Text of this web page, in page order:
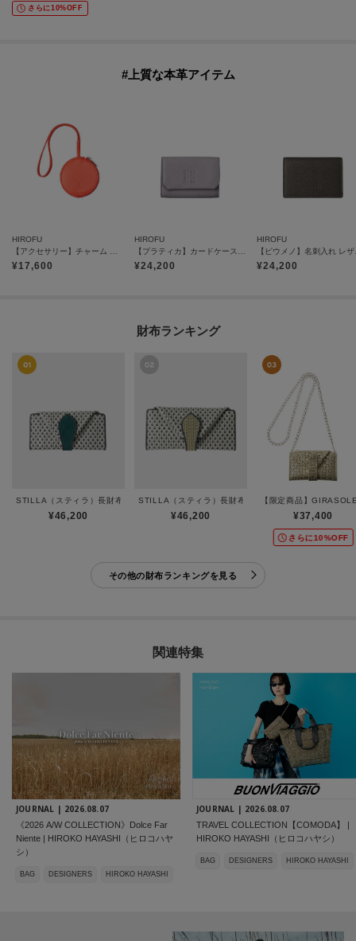
さらに10%OFF
#上質な本革アイテム
HIROFU
【アクセサリー】チャーム ポーチ レザー 本革（商品番号：P25－65612）
¥17,600
HIROFU
【プラティカ】カードケース レザー 本革（商品番号：P25-50104）
¥24,200
HIROFU
【ピウ
¥24,200
財布ランキング
STILLA（スティラ）長財布ミニ
¥46,200
STILLA（スティラ）長財布
¥46,200
【限定商品】
¥37,400
さらに10%OFF
その他の財布ランキングを見る
関連特集
JOURNAL | 2026.08.07
《2026 A/W COLLECTION》Dolce Far
Niente | HIROKO HAYASHI（ヒロコハヤ
シ）
BAG DESIGNERS HIROKO HAYASHI
JOURNAL | 2026.08.07
TRAVEL COLLECTION【COMODA】 |
HIROKO HAYASHI（ヒロコハヤシ）
BAG DESIGNERS HIROKO HAYASHI